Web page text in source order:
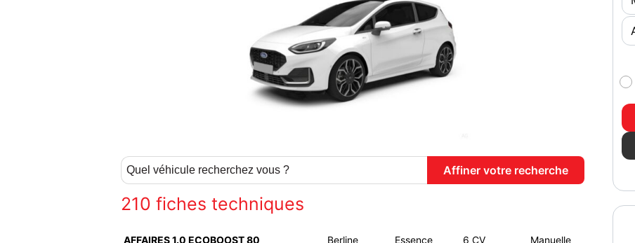
210 fiches techniques
AFFAIRES 1.0 ECOBOOST 80
Berline Essence 6 CV Manuelle